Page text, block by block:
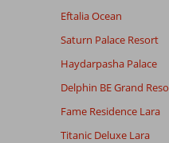
Eftalia Ocean
Saturn Palace Resort
Haydarpasha Palace
Delphin BE Grand
Fame Residence Lara
Titanic Deluxe Lara